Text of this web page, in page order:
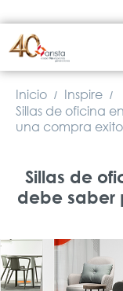
Inicio / Inspire /
Sillas de oficina
una compra
Sillas de
debe saber